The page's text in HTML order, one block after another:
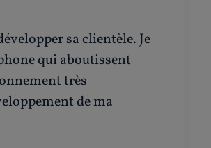
sa clientèle. Je
qui aboutissent
très
de ma